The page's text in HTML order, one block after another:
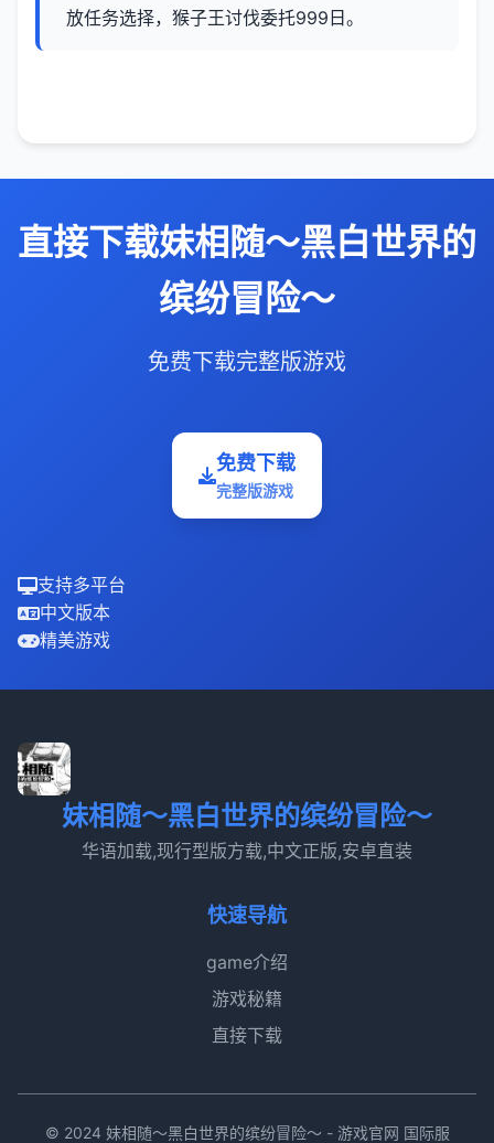
放任务选择，猴子王讨伐委托999日。
直接下载妹相随～黑白世界的
缤纷冒险～
免费下载完整版游戏
免费下载
完整版游戏
支持多平台
中文版本
精美游戏
妹相随～黑白世界的缤纷冒险～
华语加载,现行型版方载,中文正版,安卓直装
快速导航
game介绍
游戏秘籍
直接下载
© 2024 妹相随～黑白世界的缤纷冒险～ - 游戏官网 国际服